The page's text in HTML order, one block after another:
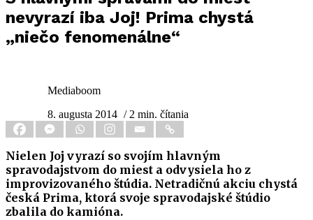
nevyrazí iba Joj! Prima chystá
„niečo fenomenálne“
Mediaboom
8. augusta 2014 / 2 min. čítania
Nielen Joj vyrazí so svojím hlavným
spravodajstvom do miest a odvysiela ho z
improvizovaného štúdia. Netradičnú akciu chystá
česká Prima, ktorá svoje spravodajské štúdio
zbalila do kamióna.